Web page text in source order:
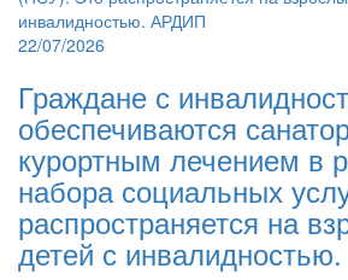
22/07/2026
Граждане с
обеспечиваются
курортным лечением в
набора социальных
распространяется на
детей с инвалидностью.